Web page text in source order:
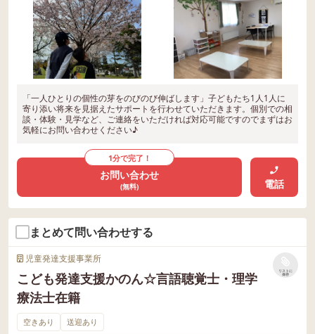
「一人ひとりの個性の芽をのびのび伸ばします」子どもたち1人1人に
寄り添い将来を見据えたサポートを行わせていただきます。個別での相
談・体験・見学など、ご連絡をいただければ対応可能ですのでまずはお
気軽にお問い合わせください♪
1分で完了！
お問い合わせ
(無料) 電話
まとめて問い合わせする
児童発達支援事業所
こども発達支援かのん☆言語聴覚士・理学
療法士在籍
リストに
保存
空きあり 送迎あり